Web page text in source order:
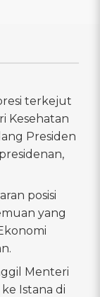
terkejut
Kesehatan
Presiden
posisi
yang
Menteri
Istana di